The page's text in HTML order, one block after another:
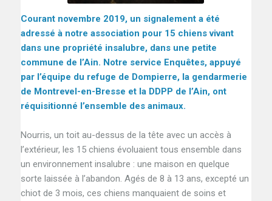
Courant novembre 2019, un signalement a été
adressé à notre association pour 15 chiens vivant
dans une propriété insalubre, dans une petite
commune de l’Ain. Notre service Enquêtes, appuyé
par l’équipe du refuge de Dompierre, la gendarmerie
de Montrevel-en-Bresse et la DDPP de l’Ain, ont
réquisitionné l’ensemble des animaux.
Nourris, un toit au-dessus de la tête avec un accès à
l’extérieur, les 15 chiens évoluaient tous ensemble dans
un environnement insalubre : une maison en quelque
sorte laissée à l’abandon. Agés de 8 à 13 ans, excepté un
chiot de 3 mois, ces chiens manquaient de soins et